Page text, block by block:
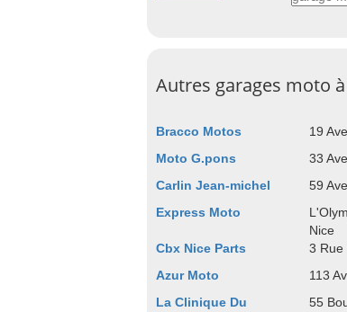
Autres garages moto
Bracco Motos 19
Moto G.pons
33
Carlin Jean-michel
59
Express Moto
Nice
Cbx Nice Parts 3 Rue
Azur Moto
113
La Clinique Du
55